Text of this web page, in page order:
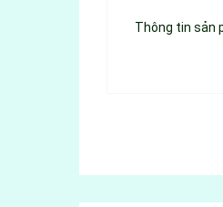
Thông tin sản